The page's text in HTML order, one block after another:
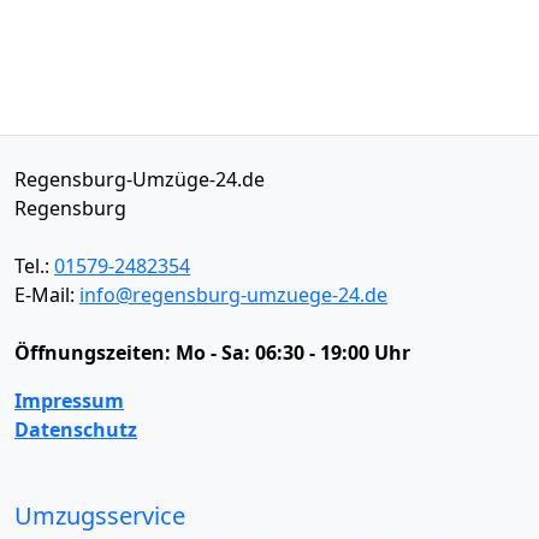
Regensburg-Umzüge-24.de
Regensburg
Tel.: 01579-2482354
E-Mail: info@regensburg-umzuege-24.de
Öffnungszeiten: Mo - Sa: 06:30 - 19:00 Uhr
Impressum
Datenschutz
Umzugsservice